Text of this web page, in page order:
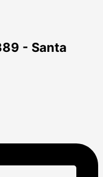
- Santa